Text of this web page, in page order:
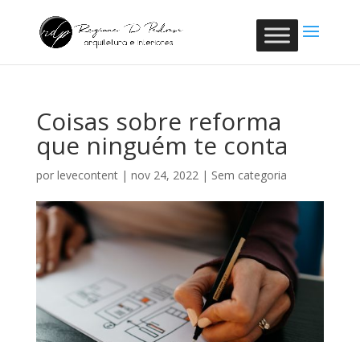
Coisas sobre reforma
que ninguém te conta
por levecontent| nov 24, 2022| Sem categoria